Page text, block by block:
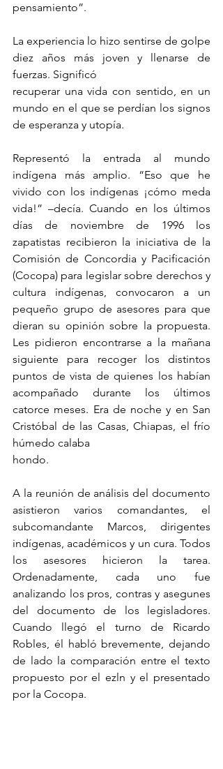
pensamiento”.
La experiencia lo hizo sentirse de golpe
diez años más joven y llenarse de
fuerzas. Significó
recuperar una vida con sentido, en un
mundo en el que se perdían los signos
de esperanza y utopía.
Representó la entrada al mundo
indígena más amplio. “Eso que he
vivido con los indígenas ¡cómo meda
vida!” –decía. Cuando en los últimos
días de noviembre de 1996 los
zapatistas recibieron la iniciativa de la
Comisión de Concordia y Pacificación
(Cocopa) para legislar sobre derechos y
cultura indígenas, convocaron a un
pequeño grupo de asesores para que
dieran su opinión sobre la propuesta.
Les pidieron encontrarse a la mañana
siguiente para recoger los distintos
puntos de vista de quienes los habían
acompañado durante los últimos
catorce meses. Era de noche y en San
Cristóbal de las Casas, Chiapas, el frío
húmedo calaba
hondo.
A la reunión de análisis del documento
asistieron varios comandantes, el
subcomandante Marcos, dirigentes
indígenas, académicos y un cura. Todos
los asesores hicieron la tarea.
Ordenadamente, cada uno fue
analizando los pros, contras y asegunes
del documento de los legisladores.
Cuando llegó el turno de Ricardo
Robles, él habló brevemente, dejando
de lado la comparación entre el texto
propuesto por el ezln y el presentado
por la Cocopa.